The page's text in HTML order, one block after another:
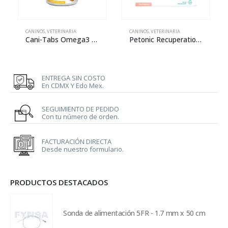
CANINOS,VETERINARIA
Cani-Tabs Omega3 EPA & DHA
CANINOS,VETERINARIA
Petonic Recuperation – 110 mL
ENTREGA SIN COSTO
En CDMX Y Edo Mex.
SEGUIMIENTO DE PEDIDO
Con tu número de orden.
FACTURACIÓN DIRECTA
Desde nuestro formulario.
PRODUCTOS DESTACADOS
Sonda de alimentación 5FR - 1.7 mm x 50 cm